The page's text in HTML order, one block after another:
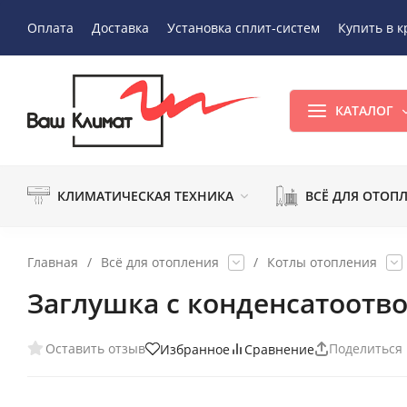
Оплата Доставка Установка сплит-систем Купить в
КАТАЛОГ
КЛИМАТИЧЕСКАЯ ТЕХНИКА ВСЁ ДЛЯ
Главная / Всё для отопления / Котлы отопления
Заглушка с
Оставить отзыв Избранное Сравнение Поделиться